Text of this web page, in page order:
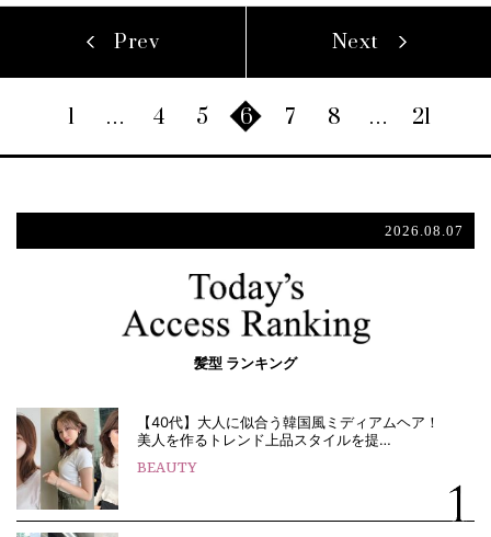
Prev
1 … 4 5 6 7 8 … 21
Next
2026.08.07
髪型 ランキング
【40代】大人に似合う韓国風ミディアムヘア！
美人を作るトレンド上品スタイルを提…
BEAUTY